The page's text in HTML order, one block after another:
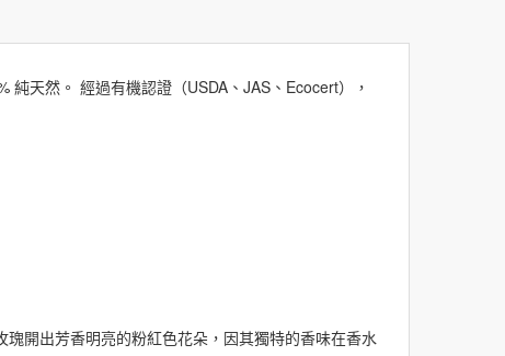
天然。 經過有機認證（USDA、JAS、Ecocert），
開出芳香明亮的粉紅色花朵，因其獨特的香味在香水